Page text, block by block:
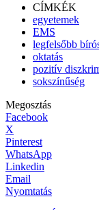
CÍMKÉK
egyetemek
EMS
legfelsőbb
oktatás
pozitív
sokszínűség
Megosztás
Facebook
X
Pinterest
WhatsApp
Linkedin
Email
Nyomtatás